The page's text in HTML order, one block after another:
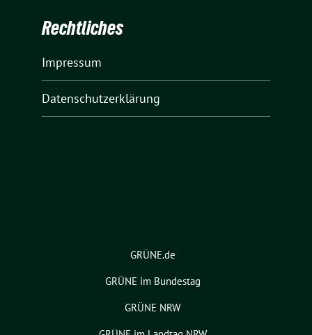
Rechtliches
Impressum
Datenschutzerklärung
GRÜNE.de
GRÜNE im Bundestag
GRÜNE NRW